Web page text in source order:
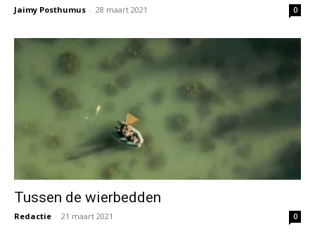
Jaimy Posthumus - 28 maart 2021 0
Tussen de wierbedden
Redactie - 21 maart 2021 0